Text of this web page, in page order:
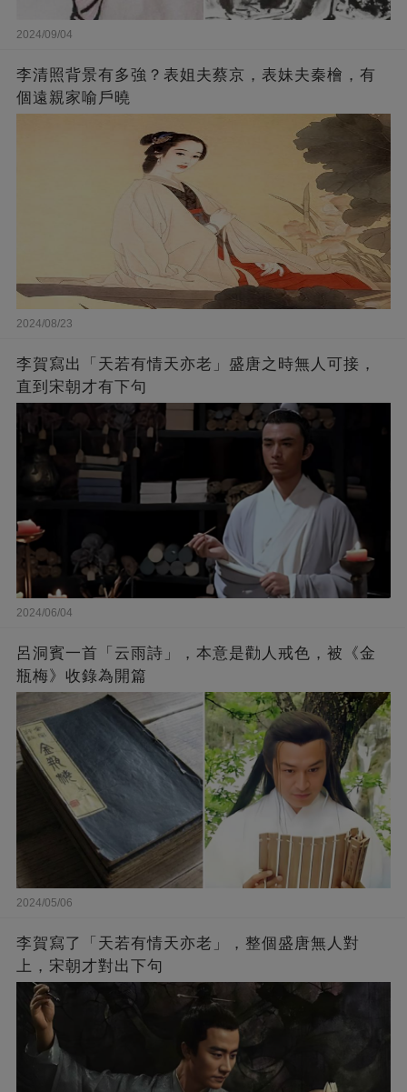
2024/09/04
李清照背景有多強？表姐夫蔡京，表妹夫秦檜，有
個遠親家喻戶曉
2024/08/23
李賀寫出「天若有情天亦老」盛唐之時無人可接，
直到宋朝才有下句
2024/06/04
呂洞賓一首「云雨詩」，本意是勸人戒色，被《金
瓶梅》收錄為開篇
2024/05/06
李賀寫了「天若有情天亦老」，整個盛唐無人對
上，宋朝才對出下句